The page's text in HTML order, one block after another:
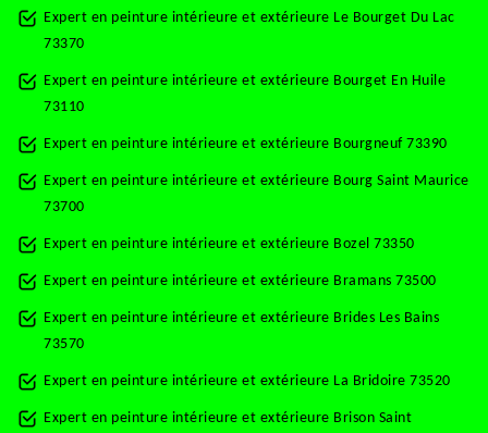
Expert en peinture intérieure et extérieure Le Bourget Du Lac
73370
Expert en peinture intérieure et extérieure Bourget En Huile
73110
Expert en peinture intérieure et extérieure Bourgneuf 73390
Expert en peinture intérieure et extérieure Bourg Saint Maurice
73700
Expert en peinture intérieure et extérieure Bozel 73350
Expert en peinture intérieure et extérieure Bramans 73500
Expert en peinture intérieure et extérieure Brides Les Bains
73570
Expert en peinture intérieure et extérieure La Bridoire 73520
Expert en peinture intérieure et extérieure Brison Saint